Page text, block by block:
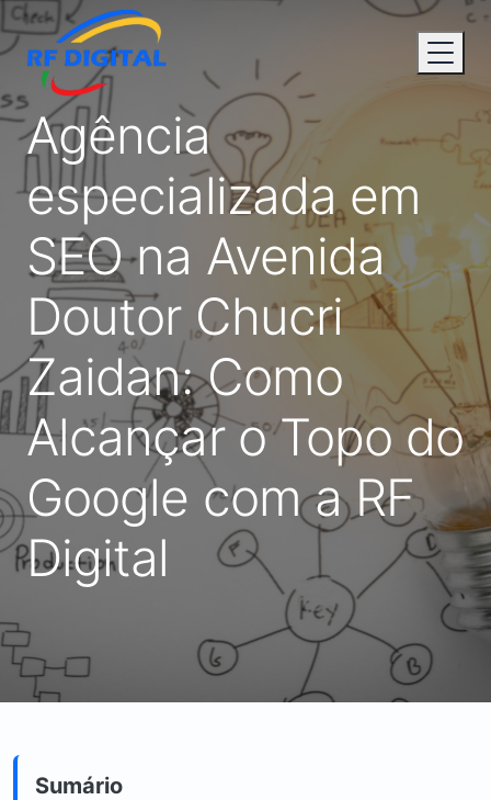
Agência
especializada em
SEO na Avenida
Doutor Chucri
Zaidan: Como
Alcançar o Topo do
Google com a RF
Digital
Sumário